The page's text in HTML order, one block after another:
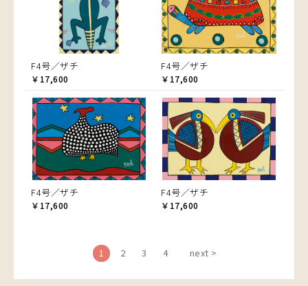
F4号／ザチ
￥17,600
F4号／ザチ
￥17,600
F4号／ザチ
￥17,600
F4号／ザチ
￥17,600
1 2 3 4 next >